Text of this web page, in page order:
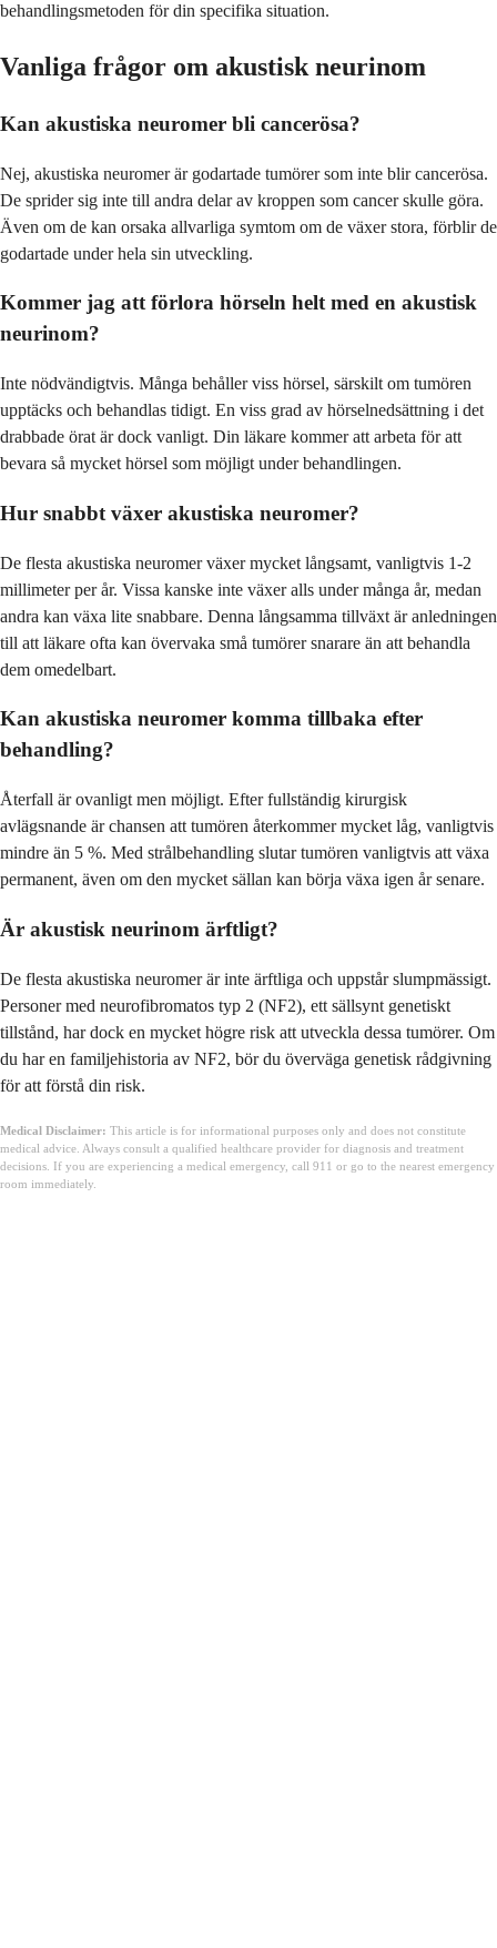
behandlingsmetoden för din specifika situation.
Vanliga frågor om akustisk neurinom
Kan akustiska neuromer bli cancerösa?
Nej, akustiska neuromer är godartade tumörer som inte blir cancerösa.
De sprider sig inte till andra delar av kroppen som cancer skulle göra.
Även om de kan orsaka allvarliga symtom om de växer stora, förblir de
godartade under hela sin utveckling.
Kommer jag att förlora hörseln helt med en akustisk
neurinom?
Inte nödvändigtvis. Många behåller viss hörsel, särskilt om tumören
upptäcks och behandlas tidigt. En viss grad av hörselnedsättning i det
drabbade örat är dock vanligt. Din läkare kommer att arbeta för att
bevara så mycket hörsel som möjligt under behandlingen.
Hur snabbt växer akustiska neuromer?
De flesta akustiska neuromer växer mycket långsamt, vanligtvis 1-2
millimeter per år. Vissa kanske inte växer alls under många år, medan
andra kan växa lite snabbare. Denna långsamma tillväxt är anledningen
till att läkare ofta kan övervaka små tumörer snarare än att behandla
dem omedelbart.
Kan akustiska neuromer komma tillbaka efter
behandling?
Återfall är ovanligt men möjligt. Efter fullständig kirurgisk
avlägsnande är chansen att tumören återkommer mycket låg, vanligtvis
mindre än 5 %. Med strålbehandling slutar tumören vanligtvis att växa
permanent, även om den mycket sällan kan börja växa igen år senare.
Är akustisk neurinom ärftligt?
De flesta akustiska neuromer är inte ärftliga och uppstår slumpmässigt.
Personer med neurofibromatos typ 2 (NF2), ett sällsynt genetiskt
tillstånd, har dock en mycket högre risk att utveckla dessa tumörer. Om
du har en familjehistoria av NF2, bör du överväga genetisk rådgivning
för att förstå din risk.
Medical Disclaimer: This article is for informational purposes only and does not constitute
medical advice. Always consult a qualified healthcare provider for diagnosis and treatment
decisions. If you are experiencing a medical emergency, call 911 or go to the nearest emergency
room immediately.